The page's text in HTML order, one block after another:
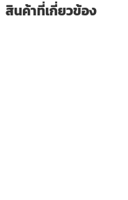
สินค้าที่เกี่ยวข้อง